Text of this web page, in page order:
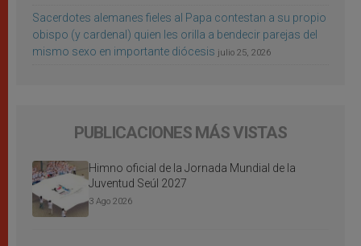
Sacerdotes alemanes fieles al Papa contestan a su propio
obispo (y cardenal) quien les orilla a bendecir parejas del
mismo sexo en importante diócesis julio 25, 2026
PUBLICACIONES MÁS VISTAS
Himno oficial de la Jornada Mundial de la
Juventud Seúl 2027
3 Ago 2026